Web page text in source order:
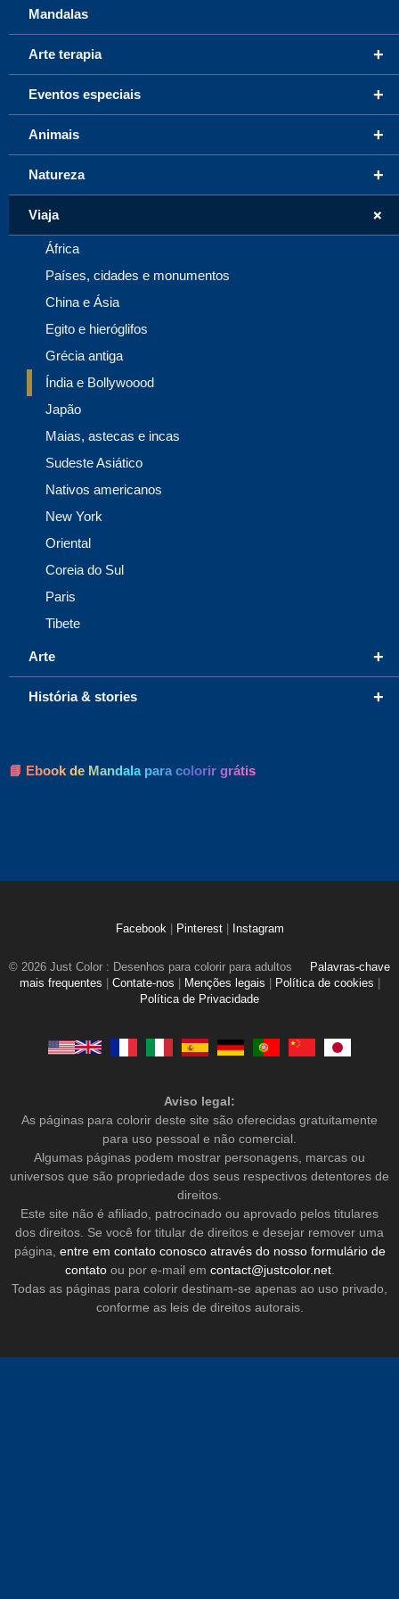
Mandalas
+
Arte terapia
+
Eventos especiais
+
Animais
+
Natureza
+
Viaja
África
Países, cidades e monumentos
China e Ásia
Egito e hieróglifos
Grécia antiga
Índia e Bollywoood
Japão
Maias, astecas e incas
Sudeste Asiático
Nativos americanos
New York
Oriental
Coreia do Sul
Paris
Tibete
+
Arte
+
História & stories
📘 Ebook de Mandala para colorir grátis
Facebook Pinterest Instagram
© 2026 Just Color : Desenhos para colorir para adultos
Palavras-chave
mais frequentes
Contate-nos Menções legais Política de cookies
Política de Privacidade
Aviso legal:
As páginas para colorir deste site são oferecidas gratuitamente
para uso pessoal e não comercial.
Algumas páginas podem mostrar personagens, marcas ou
universos que são propriedade dos seus respectivos detentores de
direitos.
Este site não é afiliado, patrocinado ou aprovado pelos titulares
dos direitos. Se você for titular de direitos e desejar remover uma
página, entre em contato conosco através do nosso formulário de
contatoou por e-mail em contact@justcolor.net.
Todas as páginas para colorir destinam-se apenas ao uso privado,
conforme as leis de direitos autorais.